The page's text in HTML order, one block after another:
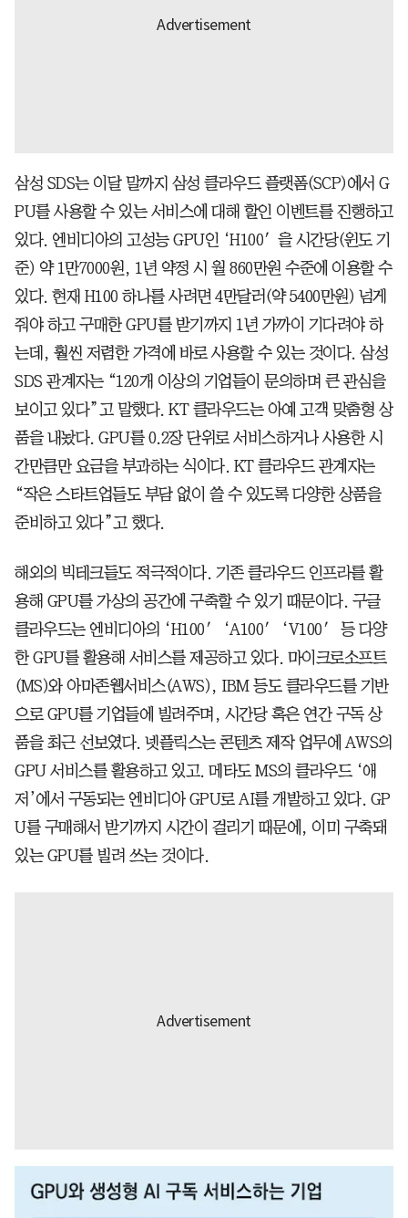
삼성 SDS는 이달 말까지 삼성 클라우드 플랫폼(SCP)에서 G
PU를 사용할 수 있는 서비스에 대해 할인 이벤트를 진행하고
있다. 엔비디아의 고성능 GPU인 ‘H100′을 시간당(윈도 기
준) 약 1만7000원, 1년 약정 시 월 860만원 수준에 이용할 수
있다. 현재 H100 하나를 사려면 4만달러(약 5400만원) 넘게
줘야 하고 구매한 GPU를 받기까지 1년 가까이 기다려야 하
는데, 훨씬 저렴한 가격에 바로 사용할 수 있는 것이다. 삼성
SDS 관계자는 “120개 이상의 기업들이 문의하며 큰 관심을
보이고 있다”고 말했다. KT 클라우드는 아예 고객 맞춤형 상
품을 내놨다. GPU를 0.2장 단위로 서비스하거나 사용한 시
간만큼만 요금을 부과하는 식이다. KT 클라우드 관계자는
“작은 스타트업들도 부담 없이 쓸 수 있도록 다양한 상품을
준비하고 있다”고 했다.
해외의 빅테크들도 적극적이다. 기존 클라우드 인프라를 활
용해 GPU를 가상의 공간에 구축할 수 있기 때문이다. 구글
클라우드는 엔비디아의 ‘H100′ ‘A100′ ‘V100′ 등 다양
한 GPU를 활용해 서비스를 제공하고 있다. 마이크로소프트
(MS)와 아마존웹서비스(AWS), IBM 등도 클라우드를 기반
으로 GPU를 기업들에 빌려주며, 시간당 혹은 연간 구독 상
품을 최근 선보였다. 넷플릭스는 콘텐츠 제작 업무에 AWS의
GPU 서비스를 활용하고 있고. 메타도 MS의 클라우드 ‘애
저’에서 구동되는 엔비디아 GPU로 AI를 개발하고 있다. GP
U를 구매해서 받기까지 시간이 걸리기 때문에, 이미 구축돼
있는 GPU를 빌려 쓰는 것이다.